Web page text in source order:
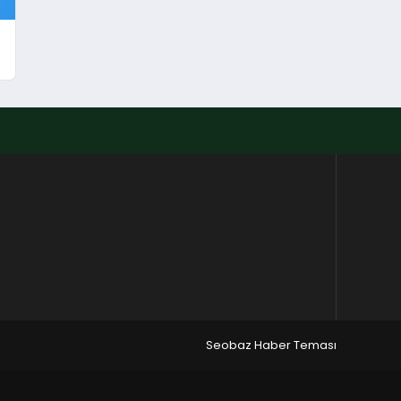
Seobaz Haber Teması